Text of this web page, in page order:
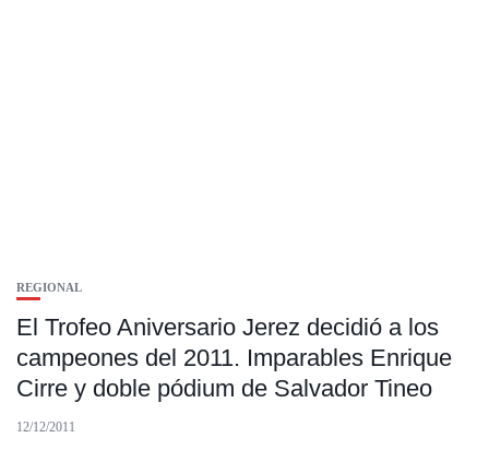
REGIONAL
El Trofeo Aniversario Jerez decidió a los
campeones del 2011. Imparables Enrique
Cirre y doble pódium de Salvador Tineo
12/12/2011